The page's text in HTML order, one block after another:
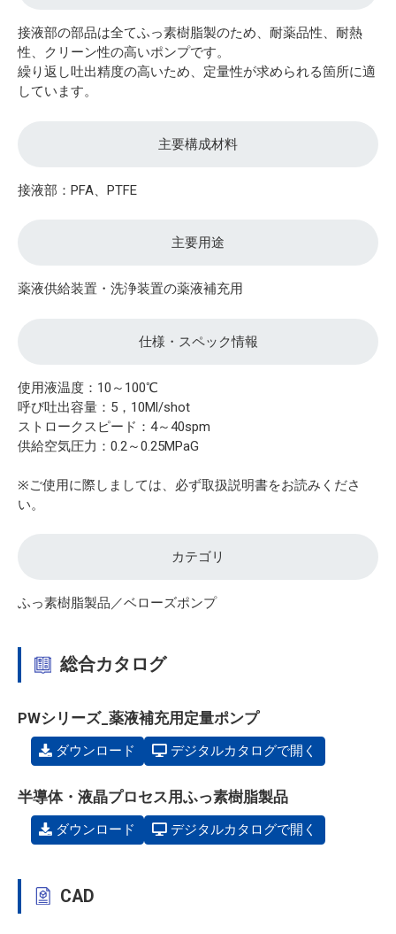
接液部の部品は全てふっ素樹脂製のため、耐薬品性、耐熱
性、クリーン性の高いポンプです。
繰り返し吐出精度の高いため、定量性が求められる箇所に適
しています。
主要構成材料
接液部：PFA、PTFE
主要用途
薬液供給装置・洗浄装置の薬液補充用
仕様・スペック情報
使用液温度：10～100℃
呼び吐出容量：5，10Ml/shot
ストロークスピード：4～40spm
供給空気圧力：0.2～0.25MPaG
※ご使用に際しましては、必ず取扱説明書をお読みくださ
い。
カテゴリ
ふっ素樹脂製品／ベローズポンプ
総合カタログ
PWシリーズ_薬液補充用定量ポンプ
ダウンロード デジタルカタログで開く
半導体・液晶プロセス用ふっ素樹脂製品
ダウンロード デジタルカタログで開く
CAD